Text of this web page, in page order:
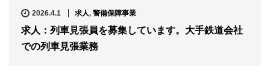
2026.4.1 求人, 警備保障事業
求人：列車見張員を募集しています。大手鉄道会社
での列車見張業務